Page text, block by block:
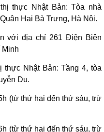
thực Nhật Bản: Tòa nhà
Hai Bà Trưng, Hà Nội.
với địa chỉ 261 Điện Biên
Minh
thực Nhật Bản: Tầng 4, tòa
Du.
(từ thứ hai đến thứ sáu, trừ
(từ thứ hai đến thứ sáu, trừ